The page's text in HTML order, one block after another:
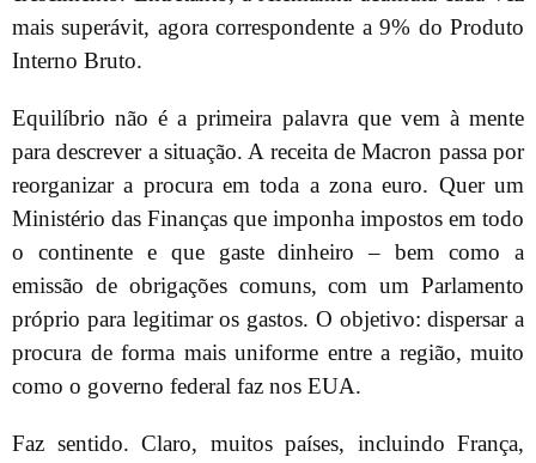
mais superávit, agora correspondente a 9% do Produto
Interno Bruto.
Equilíbrio não é a primeira palavra que vem à mente
para descrever a situação. A receita de Macron passa por
reorganizar a procura em toda a zona euro. Quer um
Ministério das Finanças que imponha impostos em todo
o continente e que gaste dinheiro – bem como a
emissão de obrigações comuns, com um Parlamento
próprio para legitimar os gastos. O objetivo: dispersar a
procura de forma mais uniforme entre a região, muito
como o governo federal faz nos EUA.
Faz sentido. Claro, muitos países, incluindo França,